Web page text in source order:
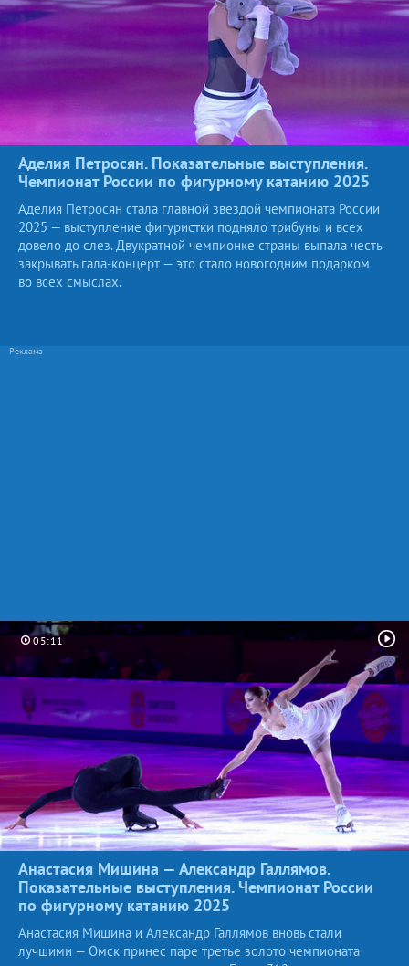
Аделия Петросян. Показательные выступления.
Чемпионат России по фигурному катанию 2025
Аделия Петросян стала главной звездой чемпионата России
2025 — выступление фигуристки подняло трибуны и всех
довело до слез. Двукратной чемпионке страны выпала честь
закрывать гала-концерт — это стало новогодним подарком
во всех смыслах.
05:11
Анастасия Мишина — Александр Галлямов.
Показательные выступления. Чемпионат России
по фигурному катанию 2025
Анастасия Мишина и Александр Галлямов вновь стали
лучшими — Омск принес паре третье золото чемпионата